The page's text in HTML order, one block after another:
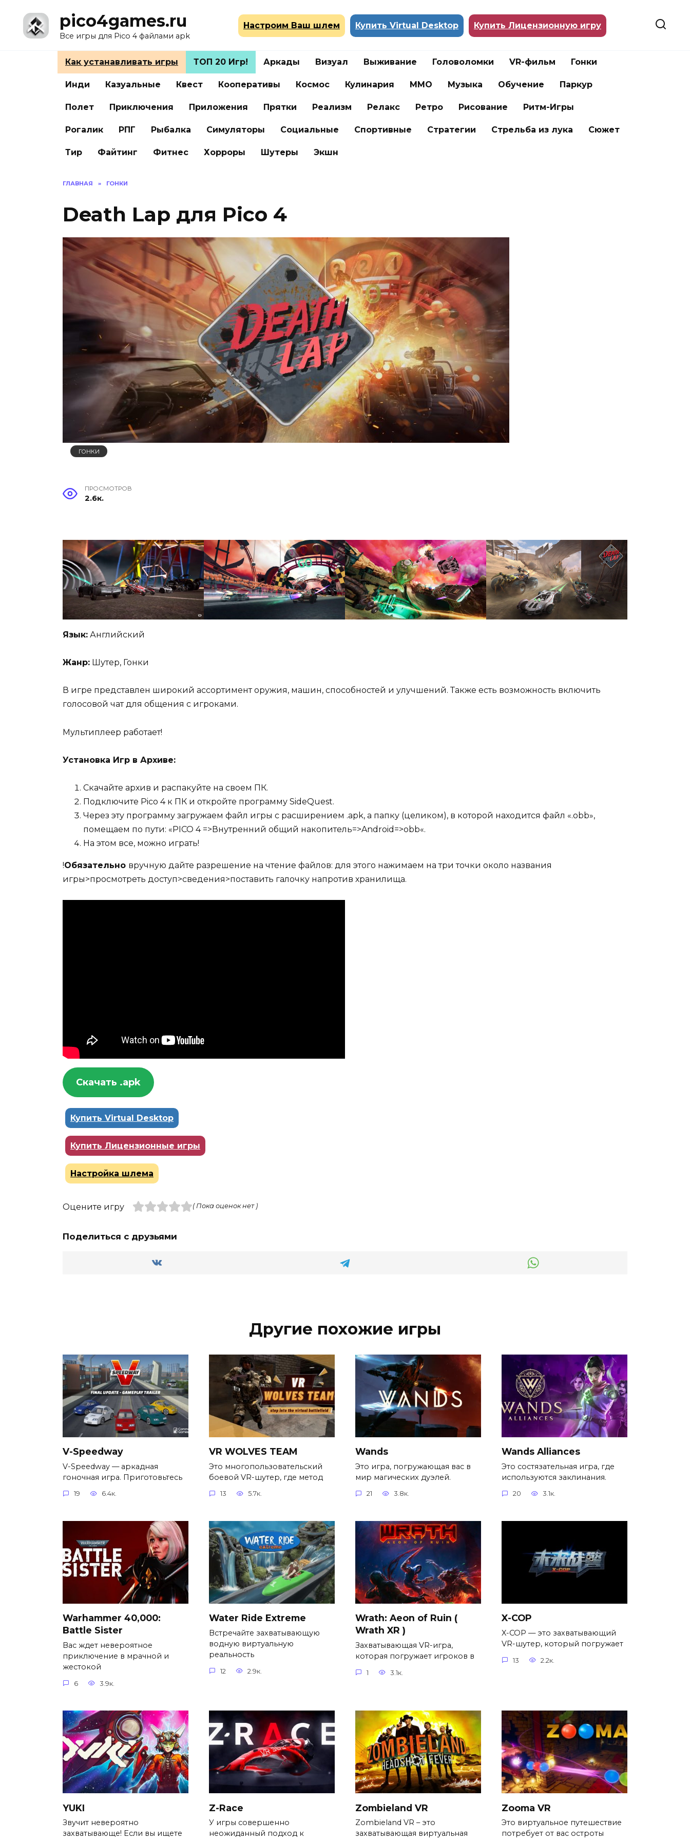
содержанию
pico4games.ru
Все игры для Pico 4 файлами apk
Настроим Ваш шлем Купить Virtual Desktop Купить Лицензионную игру
Как устанавливать игры ТОП 20 Игр! Аркады Визуал Выживание Головоломки VR-фильм Гонки
Инди Казуальные Квест Кооперативы Космос Кулинария ММО Музыка Обучение Паркур
Полет Приключения Приложения Прятки Реализм Релакс Ретро Рисование Ритм-Игры
Рогалик РПГ Рыбалка Симуляторы Социальные Спортивные Стратегии Стрельба из лука Сюжет
Тир Файтинг Фитнес Хорроры Шутеры Экшн
ГЛАВНАЯ » ГОНКИ
Death Lap для Pico 4
ГОНКИ
ПРОСМОТРОВ
2.6к.
Язык: Английский
Жанр: Шутер, Гонки
В игре представлен широкий ассортимент оружия, машин, способностей и улучшений. Также есть возможность включить
голосовой чат для общения с игроками.
Мультиплеер работает!
Установка Игр в Архиве:
Скачайте архив и распакуйте на своем ПК.
Подключите Pico 4 к ПК и откройте программу SideQuest.
Через эту программу загружаем файл игры c расширением .apk, а папку (целиком), в которой находится файл «.obb»,
помещаем по пути: «PICO 4 =>Внутренний общий накопитель=>Android=>obb«.
На этом все, можно играть!
!Обязательно вручную дайте разрешение на чтение файлов: для этого нажимаем на три точки около названия
игры>просмотреть доступ>сведения>поставить галочку напротив хранилища.
Скачать .apk
Купить Virtual Desktop
Купить Лицензионные игры
Настройка шлема
Оцените игру ( Пока оценок нет )
Поделиться с друзьями
Другие похожие игры
V-Speedway
V-Speedway — аркадная
гоночная игра. Приготовьтесь
19 6.4к.
VR WOLVES TEAM
Это многопользовательский
боевой VR-шутер, где метод
13 5.7к.
Wands
Это игра, погружающая вас в
мир магических дуэлей.
21 3.8к.
Wands Alliances
Это состязательная игра, где
используются заклинания.
20 3.1к.
Warhammer 40,000:
Battle Sister
Вас ждет невероятное
приключение в мрачной и
жестокой
6 3.9к.
Water Ride Extreme
Встречайте захватывающую
водную виртуальную
реальность
12 2.9к.
Wrath: Aeon of Ruin (
Wrath XR )
Захватывающая VR-игра,
которая погружает игроков в
1 3.1к.
X-COP
X-COP — это захватывающий
VR-шутер, который погружает
13 2.2к.
YUKI
Звучит невероятно
захватывающе! Если вы ищете
Z-Race
У игры совершенно
неожиданный подход к
Zombieland VR
Zombieland VR – это
захватывающая виртуальная
Zooma VR
Это виртуальное путешествие
потребует от вас остроты